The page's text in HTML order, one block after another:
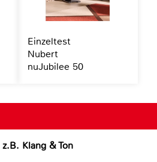
Klang & Ton
Einzeltest
Nubert
nuJubilee 50